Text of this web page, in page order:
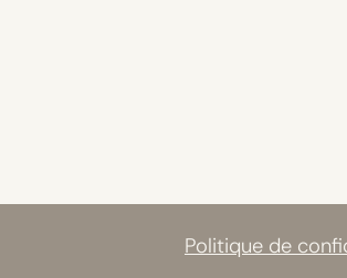
Politique de